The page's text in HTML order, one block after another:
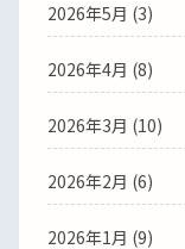
2026年5月 (3)
2026年4月 (8)
2026年3月 (10)
2026年2月 (6)
2026年1月 (9)